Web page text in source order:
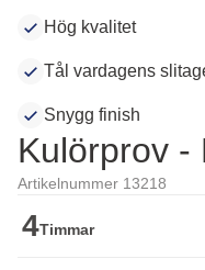
Hög kvalitet
Tål vardagens
Snygg finish
Kulörprov -
Artikelnummer 13218
4Timmar